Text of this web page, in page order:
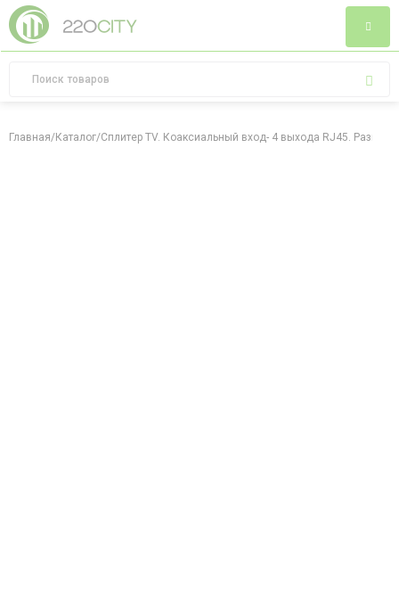
Главная/Каталог/Сплитер TV. Коаксиальный вход- 4 выхода RJ45. Размер: